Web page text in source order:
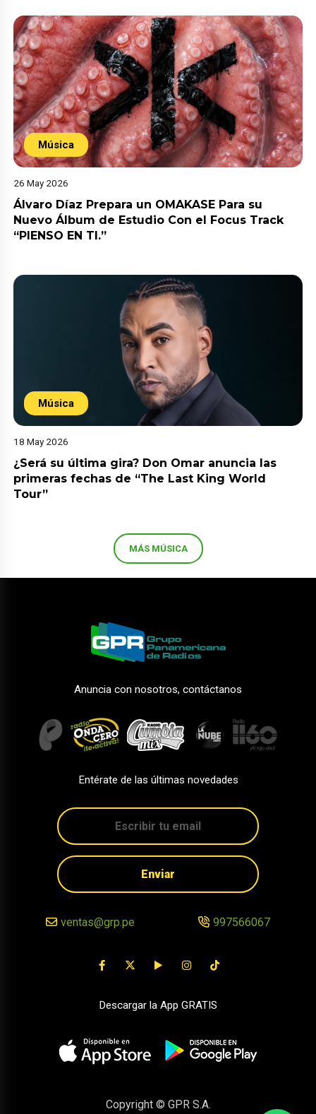
Música
26 May 2026
Álvaro Díaz Prepara un OMAKASE Para su
Nuevo Álbum de Estudio Con el Focus Track
“PIENSO EN TI.”
Música
18 May 2026
¿Será su última gira? Don Omar anuncia las
primeras fechas de “The Last King World
Tour”
MÁS MÚSICA
Anuncia con nosotros, contáctanos
Entérate de las últimas novedades
Enviar
ventas@grp.pe 997566067
Descargar la App GRATIS
Copyright © GPR S.A.